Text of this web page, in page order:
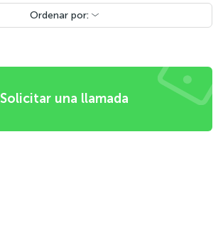
Ordenar por:
Solicitar una llamada